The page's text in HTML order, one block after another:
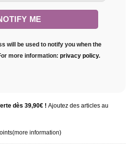
will be used to notify you when the
more information: privacy policy.
dès 39,90€ ! Ajoutez des articles au
(more information)